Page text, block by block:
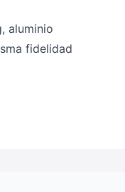
aluminio
fidelidad